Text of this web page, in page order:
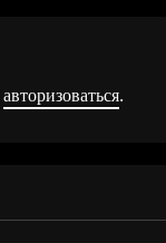
авторизоваться.